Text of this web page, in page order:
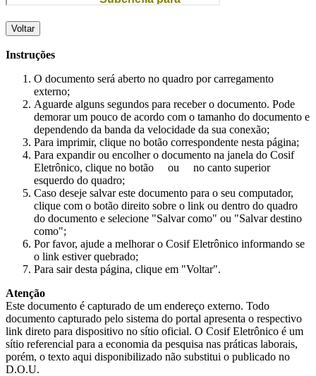
Voltar
Instruções
O documento será aberto no quadro por carregamento
externo;
Aguarde alguns segundos para receber o documento. Pode
demorar um pouco de acordo com o tamanho do documento e
dependendo da banda da velocidade da sua conexão;
Para imprimir, clique no botão correspondente nesta página;
Para expandir ou encolher o documento na janela do Cosif
Eletrônico, clique no botão
ou
no canto superior
esquerdo do quadro;
Caso deseje salvar este documento para o seu computador,
clique com o botão direito sobre o link ou dentro do quadro
do documento e selecione "Salvar como" ou "Salvar destino
como";
Por favor, ajude a melhorar o Cosif Eletrônico informando se
o link estiver quebrado;
Para sair desta página, clique em "Voltar".
Atenção
Este documento é capturado de um endereço externo. Todo
documento capturado pelo sistema do portal apresenta o respectivo
link direto para dispositivo no sítio oficial. O Cosif Eletrônico é um
sítio referencial para a economia da pesquisa nas práticas laborais,
porém, o texto aqui disponibilizado não substitui o publicado no
D.O.U.